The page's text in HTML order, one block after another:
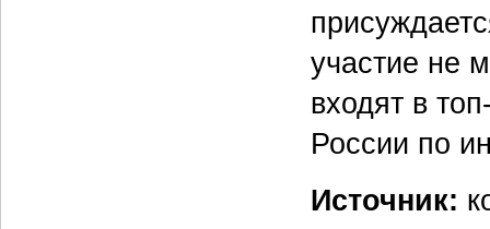
участие не
входят в
России по
Источник: